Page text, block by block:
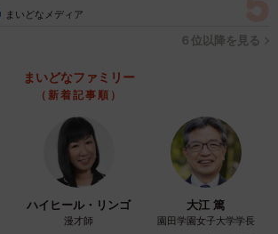
まいどなメディア
６位以降を見る
まいどなファミリー
（新着記事順）
ハイヒール・リンゴ
漫才師
大江 篤
園田学園女子大学学長